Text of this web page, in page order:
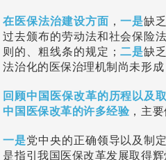
在医保法治建设方面 ，一是缺
过去颁布的劳动法和社会保险
则的、粗线条的规定；二是缺
法治化的医保治理机制尚未形成
回顾中国医保改革的历程以及
中国医保改革的许多经验 ，主
一是党中央的正确领导以及制
是指引我国医保改革发展取得辉